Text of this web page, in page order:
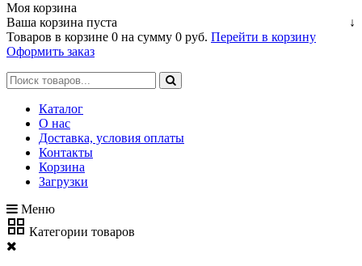
Моя корзина
↓
Ваша корзина пуста
Товаров в корзине 0 на сумму 0 руб. Перейти в корзину
Оформить заказ
Каталог
О нас
Доставка, условия оплаты
Контакты
Корзина
Загрузки
Меню
Категории товаров